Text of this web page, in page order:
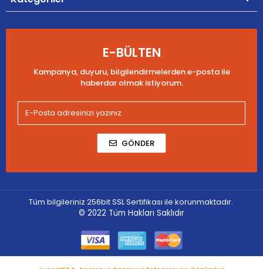
E-BÜLTEN
Kampanya, duyuru, bilgilendirmelerden e-posta ile
haberdar olmak istiyorum.
GÖNDER
Tüm bilgileriniz 256bit SSL Sertifikası ile korunmaktadır.
© 2022 Tüm Hakları Saklıdır